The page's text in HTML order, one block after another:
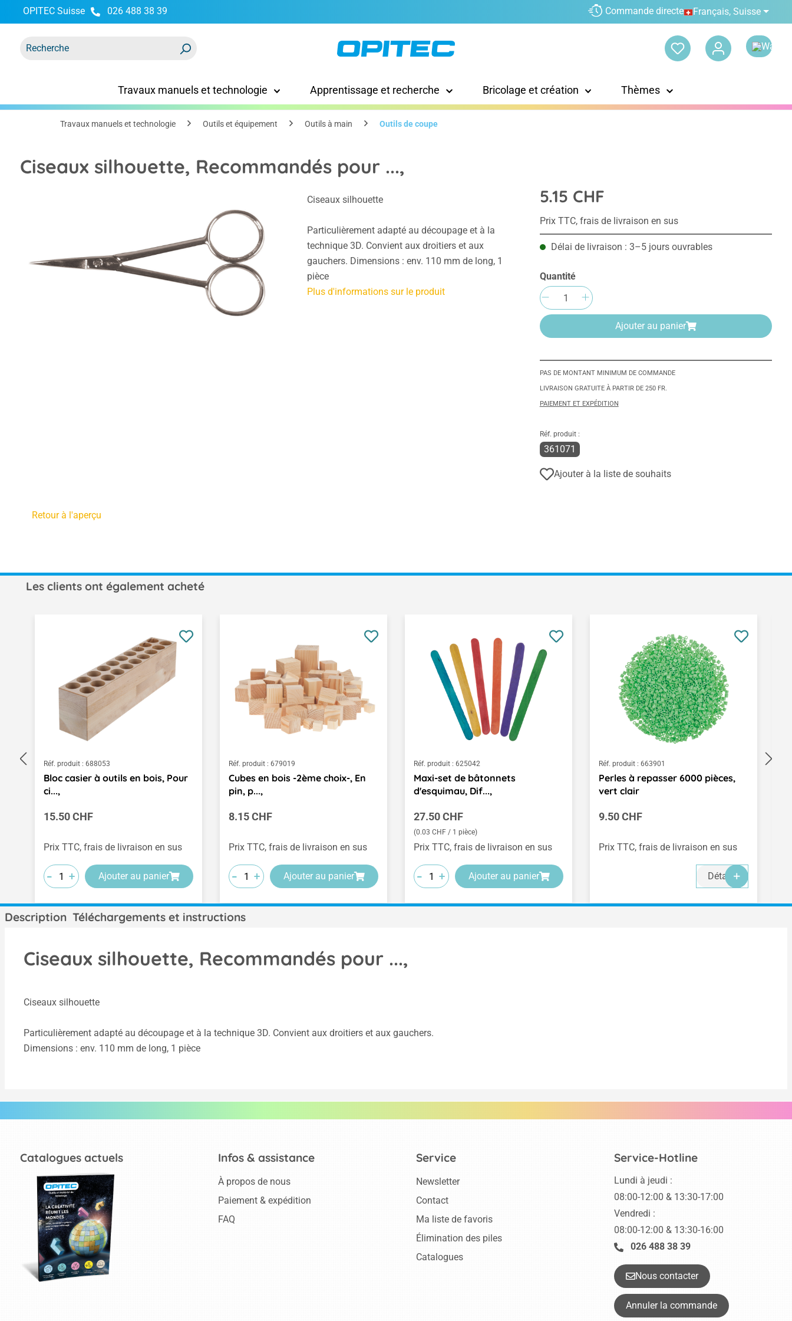
Passer à la navigation principale
OPITEC Suisse 026 488 38 39 Commande directe Français, Suisse
Travaux manuels et technologie Apprentissage et recherche Bricolage et création Thèmes
Travaux manuels et technologie Outils et équipement Outils à main Outils de coupe
Ciseaux silhouette, Recommandés pour ...,
Ciseaux silhouette
Particulièrement adapté au découpage et à la
technique 3D. Convient aux droitiers et aux
gauchers. Dimensions : env. 110 mm de long, 1
pièce
Plus d'informations sur le produit
5.15 CHF
Prix TTC, frais de livraison en sus
Délai de livraison : 3–5 jours ouvrables
Quantité
Quantité de produit : Entrez la
Ajouter au panier
PAS DE MONTANT MINIMUM DE COMMANDE
LIVRAISON GRATUITE À PARTIR DE 250 FR.
PAIEMENT ET EXPÉDITION
Réf. produit :
361071
Ajouter à la liste de souhaits
Retour à l'aperçu
Les clients ont également acheté
Réf. produit : 688053
Bloc casier à outils en bois, Pour
ci...,
Prix régulier :
15.50 CHF
Prix TTC, frais de livraison en sus
-
-
- +
+
+ Ajouter au panier
Réf. produit : 679019
Cubes en bois -2ème choix-, En
pin, p...,
Prix régulier :
8.15 CHF
Prix TTC, frais de livraison en sus
-
-
- +
+
+ Ajouter au panier
Réf. produit : 625042
Maxi-set de bâtonnets
d'esquimau, Dif...,
Prix régulier :
27.50 CHF
(0.03 CHF / 1 pièce)
Prix TTC, frais de livraison en sus
-
-
- +
+
+ Ajouter au panier
Réf. produit : 663901
Perles à repasser 6000 pièces,
vert clair
Prix régulier :
9.50 CHF
Prix TTC, frais de livraison en sus
Détails
Description Téléchargements et instructions
Ciseaux silhouette, Recommandés pour ...,
Ciseaux silhouette
Particulièrement adapté au découpage et à la technique 3D. Convient aux droitiers et aux gauchers.
Dimensions : env. 110 mm de long, 1 pièce
Catalogues actuels Service-Hotline
Lundi à jeudi :
08:00-12:00 & 13:30-17:00
Vendredi :
08:00-12:00 & 13:30-16:00
026 488 38 39
Nous contacter
Annuler la commande
Infos & assistance
À propos de nous
Paiement & expédition
FAQ
Service
Newsletter
Contact
Ma liste de favoris
Élimination des piles
Catalogues